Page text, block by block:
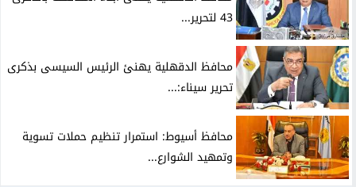
43 لتحرير...
محافظ الدقهلية يهنئ الرئيس السيسى بذكرى
تحرير سيناء:...
محافظ أسيوط: استمرار تنظيم حملات تسوية
وتمهيد الشوارع...